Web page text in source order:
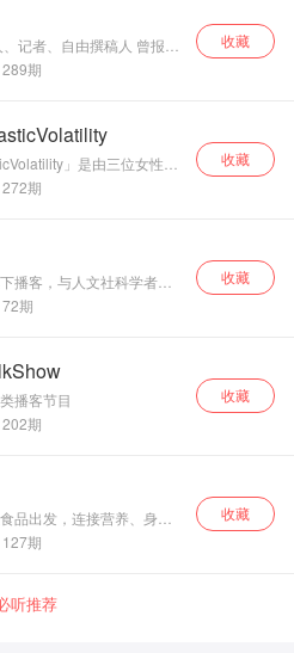
金马奖、上海国际电影
等国际电影活动。连续多
人、
国国际广播电
版负责人；译作包括《法
》付东专栏等；曾任《锋
语、英语、日语，有欧洲
289期
收藏
」是由三位女性媒
类播客，每周三中午12:00
波动StochasticVolatility。
272期
收藏
播客，与人文社科学者聊
72期
收藏
播客节目
202期
收藏
品出发，连接营养、身体
请来自食品行业不同年龄
同岗位的一线从业者，一
的本质、安全、营养，以
身体和生活方式。 打破
127期
收藏
听推荐